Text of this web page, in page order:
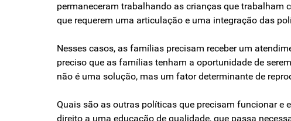
permaneceram trabalhando as crianças que
que requerem uma articulação e uma integração das
Nesses casos, as famílias precisam receber um
preciso que as famílias tenham a oportunidade de
não é uma solução, mas um fator determinante de
Quais são as outras políticas que precisam funcionar e
direito a uma educação de qualidade, que passa